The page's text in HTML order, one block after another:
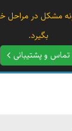
مشکل در مراحل
بگیرد.
تماس و پشتیبانی